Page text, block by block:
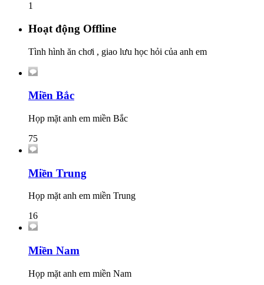
1
Hoạt động Offline
Tình hình ăn chơi , giao lưu học hỏi của anh em
Miền Bắc
Họp mặt anh em miền Bắc
75
Miền Trung
Họp mặt anh em miền Trung
16
Miền Nam
Họp mặt anh em miền Nam